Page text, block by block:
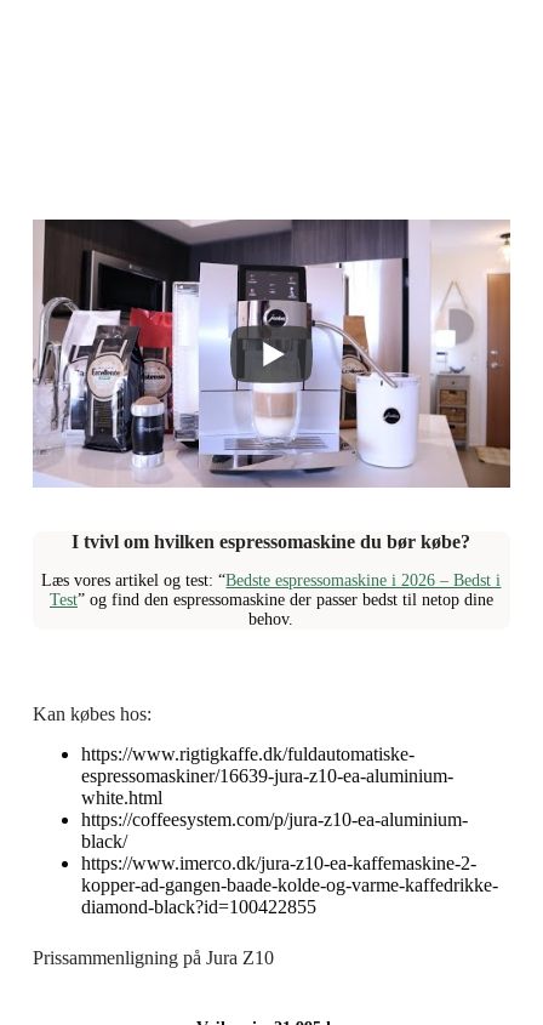
I tvivl om hvilken espressomaskine du bør købe?
Læs vores artikel og test: “Bedste espressomaskine i 2026 – Bedst i
Test” og find den espressomaskine der passer bedst til netop dine
behov.
Kan købes hos:
https://www.rigtigkaffe.dk/fuldautomatiske-
espressomaskiner/16639-jura-z10-ea-aluminium-
white.html
https://coffeesystem.com/p/jura-z10-ea-aluminium-
black/
https://www.imerco.dk/jura-z10-ea-kaffemaskine-2-
kopper-ad-gangen-baade-kolde-og-varme-kaffedrikke-
diamond-black?id=100422855
Prissammenligning på Jura Z10